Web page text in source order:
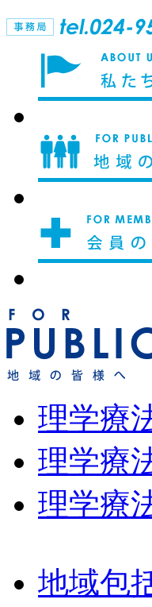
理学療
理学療
理学療
地域包